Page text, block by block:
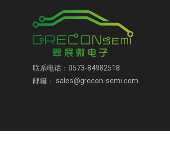
联系电话：0573-84982518
邮箱： sales@grecon-semi.com